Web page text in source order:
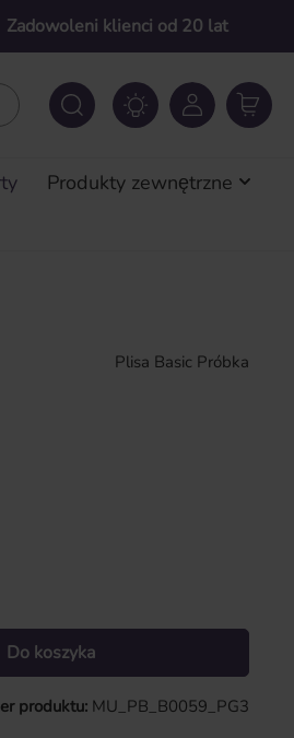
Zadowoleni klienci od 20 lat
Produkty zewnętrzne
Plisa Basic Próbka
przycisków, aby zwiększyć lub
Do koszyka
produktu: MU_PB_B0059_PG3